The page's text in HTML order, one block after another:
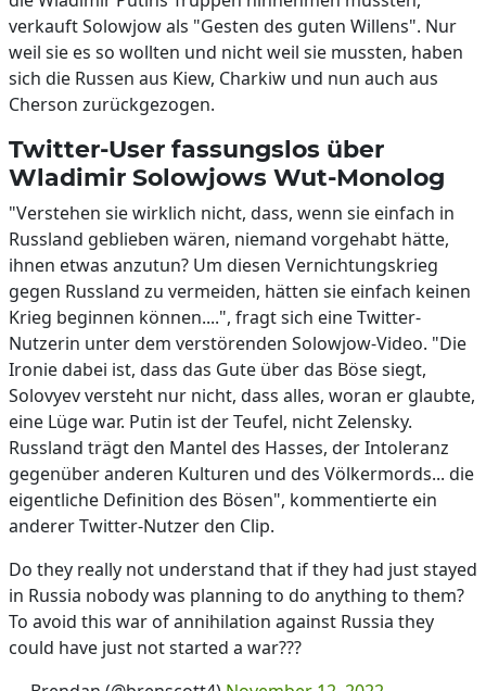
verkauft Solowjow als "Gesten des guten Willens". Nur
weil sie es so wollten und nicht weil sie mussten, haben
sich die Russen aus Kiew, Charkiw und nun auch aus
Cherson zurückgezogen.
Twitter-User fassungslos über
Wladimir Solowjows Wut-Monolog
"Verstehen sie wirklich nicht, dass, wenn sie einfach in
Russland geblieben wären, niemand vorgehabt hätte,
ihnen etwas anzutun? Um diesen Vernichtungskrieg
gegen Russland zu vermeiden, hätten sie einfach keinen
Krieg beginnen können....", fragt sich eine Twitter-
Nutzerin unter dem verstörenden Solowjow-Video. "Die
Ironie dabei ist, dass das Gute über das Böse siegt,
Solovyev versteht nur nicht, dass alles, woran er glaubte,
eine Lüge war. Putin ist der Teufel, nicht Zelensky.
Russland trägt den Mantel des Hasses, der Intoleranz
gegenüber anderen Kulturen und des Völkermords... die
eigentliche Definition des Bösen", kommentierte ein
anderer Twitter-Nutzer den Clip.
Do they really not understand that if they had just stayed
in Russia nobody was planning to do anything to them?
To avoid this war of annihilation against Russia they
could have just not started a war???